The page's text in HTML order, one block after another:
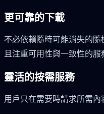
更可靠的下載
不必依賴隨時可能消失的
且注重可用性與一致性的服
靈活的按需服務
用戶只在需要時請求所需內